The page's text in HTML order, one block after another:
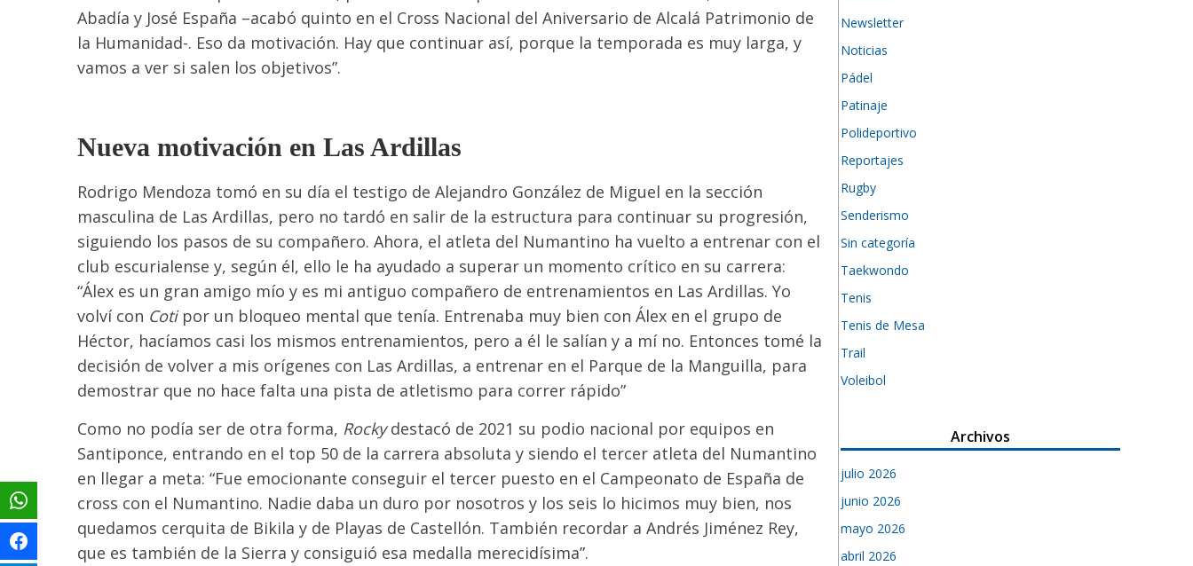
Abadía y José España –acabó quinto en el Cross Nacional del Aniversario de Alcalá Patrimonio de
la Humanidad-. Eso da motivación. Hay que continuar así, porque la temporada es muy larga, y
vamos a ver si salen los objetivos”.
Nueva motivación en Las Ardillas
Rodrigo Mendoza tomó en su día el testigo de Alejandro González de Miguel en la sección
masculina de Las Ardillas, pero no tardó en salir de la estructura para continuar su progresión,
siguiendo los pasos de su compañero. Ahora, el atleta del Numantino ha vuelto a entrenar con el
club escurialense y, según él, ello le ha ayudado a superar un momento crítico en su carrera:
“Álex es un gran amigo mío y es mi antiguo compañero de entrenamientos en Las Ardillas. Yo
volví con Cotipor un bloqueo mental que tenía. Entrenaba muy bien con Álex en el grupo de
Héctor, hacíamos casi los mismos entrenamientos, pero a él le salían y a mí no. Entonces tomé la
decisión de volver a mis orígenes con Las Ardillas, a entrenar en el Parque de la Manguilla, para
demostrar que no hace falta una pista de atletismo para correr rápido”
Como no podía ser de otra forma, Rockydestacó de 2021 su podio nacional por equipos en
Santiponce, entrando en el top 50 de la carrera absoluta y siendo el tercer atleta del Numantino
en llegar a meta: “Fue emocionante conseguir el tercer puesto en el Campeonato de España de
cross con el Numantino. Nadie daba un duro por nosotros y los seis lo hicimos muy bien, nos
quedamos cerquita de Bikila y de Playas de Castellón. También recordar a Andrés Jiménez Rey,
que es también de la Sierra y consiguió esa medalla merecidísima”.
Newsletter
Noticias
Pádel
Patinaje
Polideportivo
Reportajes
Rugby
Senderismo
Sin categoría
Taekwondo
Tenis
Tenis de Mesa
Trail
Voleibol
Archivos
julio 2026
junio 2026
mayo 2026
abril 2026